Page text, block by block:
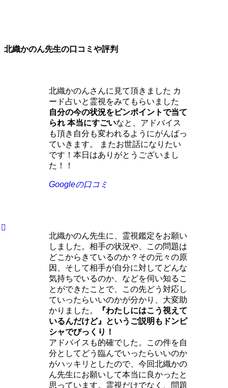
北織かのん先生の口コミや評判
北織かのんさんに見て頂きました カ
ード占いと霊視をみてもらいました
自分の今の状況をピンポイントで当て
られ 本当にすごいなと、アドバイス
も頂き自分も変われるようにがんばっ
ていきます。 またお世話になりたい
です！本日はありがとうございまし
た！！
Googleの口コミ
北織かのん先生に、霊視鑑定をお願い
しました。相手の状況や、この問題は
どこからきているのか？その元々の原
因、そして相手が自分に対してどんな
気持ちでいるのか、などを伺い知るこ
とができたことで、この先どう対応し
ていったらいいのかが分かり、大変助
かりました。
『わたしにはこう視えて
いるんだけど』というご説明もドンピ
シャでびっくり！
アドバイスも的確でした。この件を自
分としてどう臨んでいったらいいのか
がハッキリとしたので、今回北織かの
ん先生にお願いして本当に良かったと
思っています。霊視だけでなく、問題